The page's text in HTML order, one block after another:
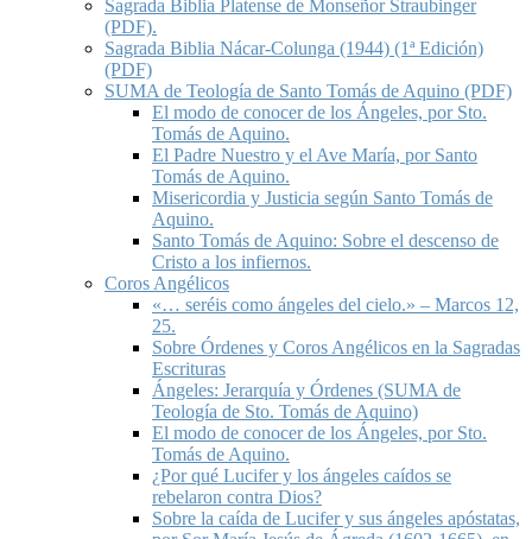
Sagrada Biblia Platense de Monseñor Straubinger
(PDF).
Sagrada Biblia Nácar-Colunga (1944) (1ª Edición)
(PDF)
SUMA de Teología de Santo Tomás de Aquino (PDF)
El modo de conocer de los Ángeles, por Sto.
Tomás de Aquino.
El Padre Nuestro y el Ave María, por Santo
Tomás de Aquino.
Misericordia y Justicia según Santo Tomás de
Aquino.
Santo Tomás de Aquino: Sobre el descenso de
Cristo a los infiernos.
Coros Angélicos
«… seréis como ángeles del cielo.» – Marcos 12,
25.
Sobre Órdenes y Coros Angélicos en la Sagradas
Escrituras
Ángeles: Jerarquía y Órdenes (SUMA de
Teología de Sto. Tomás de Aquino)
El modo de conocer de los Ángeles, por Sto.
Tomás de Aquino.
¿Por qué Lucifer y los ángeles caídos se
rebelaron contra Dios?
Sobre la caída de Lucifer y sus ángeles apóstatas,